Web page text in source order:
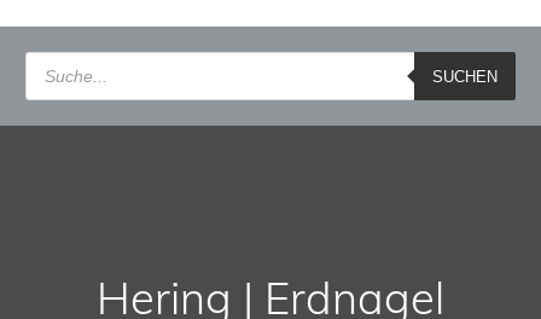
Products
search SUCHEN
Hering | Erdnagel